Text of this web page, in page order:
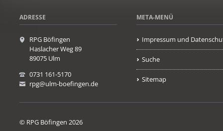
ADRESSE
RPG Böfingen
Haslacher Weg 89
89075 Ulm
0731 161-5170
rpg@ulm-boefingen.de
META-MENÜ
Impressum und
Suche
Sitemap
© RPG Böfingen 2026